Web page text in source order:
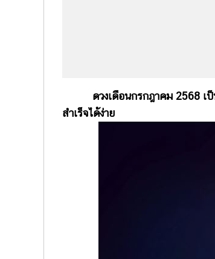
ดวงเดือนกรกฎาคม 2568 เป็นด
สำเร็จได้ง่าย